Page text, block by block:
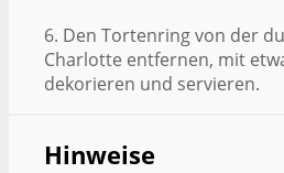
6. Den Tortenring von der
Charlotte entfernen, mit
dekorieren und servieren.
Hinweise